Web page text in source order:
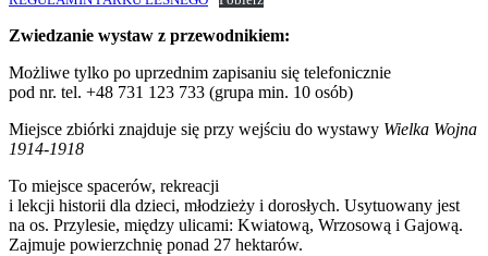
Zwiedzanie wystaw z przewodnikiem:
Możliwe tylko po uprzednim zapisaniu się telefonicznie
pod nr. tel. +48 731 123 733 (grupa min. 10 osób)
Miejsce zbiórki znajduje się przy wejściu do wystawy Wielka Wojna
1914-1918
To miejsce spacerów, rekreacji
i lekcji historii dla dzieci, młodzieży i dorosłych. Usytuowany jest
na os. Przylesie, między ulicami: Kwiatową, Wrzosową i Gajową.
Zajmuje powierzchnię ponad 27 hektarów.